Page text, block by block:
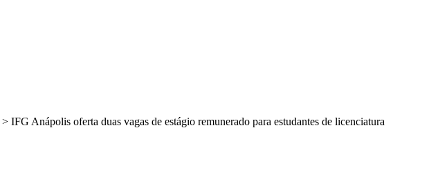
> IFG Anápolis oferta duas vagas de estágio remunerado para estudantes de licenciatura